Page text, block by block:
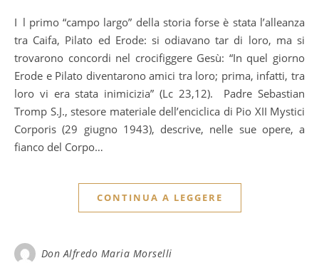
Il primo “campo largo” della storia forse è stata l’alleanza
tra Caifa, Pilato ed Erode: si odiavano tar di loro, ma si
trovarono concordi nel crocifiggere Gesù: “In quel giorno
Erode e Pilato diventarono amici tra loro; prima, infatti, tra
loro vi era stata inimicizia” (Lc 23,12). Padre Sebastian
Tromp S.J., stesore materiale dell’enciclica di Pio XII Mystici
Corporis (29 giugno 1943), descrive, nelle sue opere, a
fianco del Corpo…
CONTINUA A LEGGERE
Don Alfredo Maria Morselli